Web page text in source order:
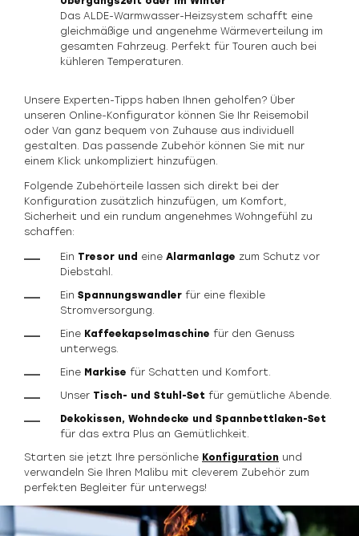
Das ALDE-Warmwasser-Heizsystem schafft eine
gleichmäßige und angenehme Wärmeverteilung im
gesamten Fahrzeug. Perfekt für Touren auch bei
kühleren Temperaturen.
Unsere Experten-Tipps haben Ihnen geholfen? Über
unseren Online-Konfigurator können Sie Ihr Reisemobil
oder Van ganz bequem von Zuhause aus individuell
gestalten. Das passende Zubehör können Sie mit nur
einem Klick unkompliziert hinzufügen.
Folgende Zubehörteile lassen sich direkt bei der
Konfiguration zusätzlich hinzufügen, um Komfort,
Sicherheit und ein rundum angenehmes Wohngefühl zu
schaffen:
Ein Tresor und eine Alarmanlage zum Schutz vor
Diebstahl.
Ein Spannungswandler für eine flexible
Stromversorgung.
Eine Kaffeekapselmaschine für den Genuss
unterwegs.
Eine Markise für Schatten und Komfort.
Unser Tisch- und Stuhl-Set für gemütliche Abende.
Dekokissen, Wohndecke und Spannbettlaken-Set
für das extra Plus an Gemütlichkeit.
Starten sie jetzt Ihre persönliche Konfiguration und
verwandeln Sie Ihren Malibu mit cleverem Zubehör zum
perfekten Begleiter für unterwegs!